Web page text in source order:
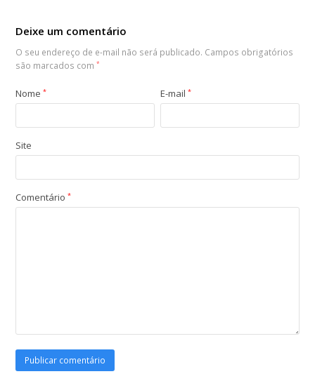
Deixe um comentário
O seu endereço de e-mail não será publicado. Campos obrigatórios
são marcados com*
Nome* E-mail*
Site
Comentário*